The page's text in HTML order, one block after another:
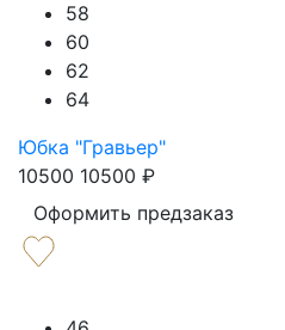
58
60
62
64
Юбка "Гравьер"
10500 10500 ₽
Оформить предзаказ